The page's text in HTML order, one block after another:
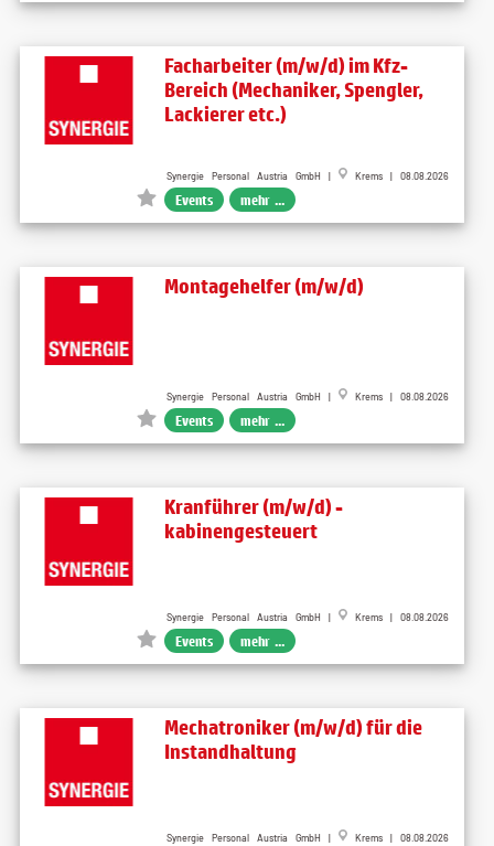
Facharbeiter (m/w/d) im Kfz-
Bereich (Mechaniker, Spengler,
Lackierer etc.)
Synergie Personal Austria GmbH | Krems | 08.08.2026
Events mehr ...
Montagehelfer (m/w/d)
Synergie Personal Austria GmbH | Krems | 08.08.2026
Events mehr ...
Kranführer (m/w/d) -
kabinengesteuert
Synergie Personal Austria GmbH | Krems | 08.08.2026
Events mehr ...
Mechatroniker (m/w/d) für die
Instandhaltung
Synergie Personal Austria GmbH | Krems | 08.08.2026